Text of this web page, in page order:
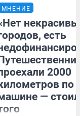
МНЕНИЕ
есть
2000
по
—